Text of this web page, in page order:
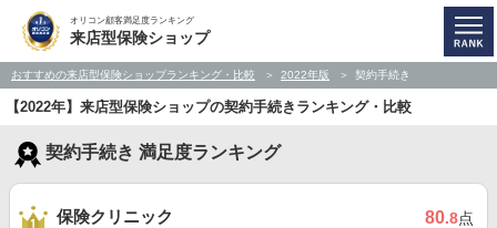
オリコン顧客満足度ランキング
来店型保険ショップ
おすすめの来店型保険ショップランキング・比較 2022年版 契約手続き
【2022年】来店型保険ショップの契約手続きランキング・比較
契約手続き 満足度ランキング
保険クリニック 80.8点